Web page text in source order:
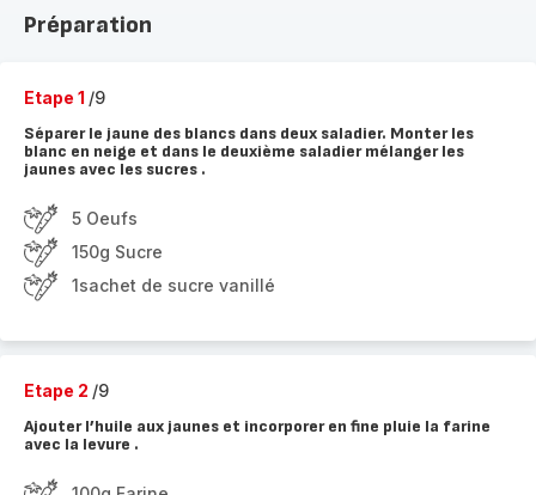
Préparation
Etape 1 /9
Séparer le jaune des blancs dans deux saladier. Monter les
blanc en neige et dans le deuxième saladier mélanger les
jaunes avec les sucres .
5 Oeufs
150g Sucre
1sachet de sucre vanillé
Etape 2 /9
Ajouter l’huile aux jaunes et incorporer en fine pluie la farine
avec la levure .